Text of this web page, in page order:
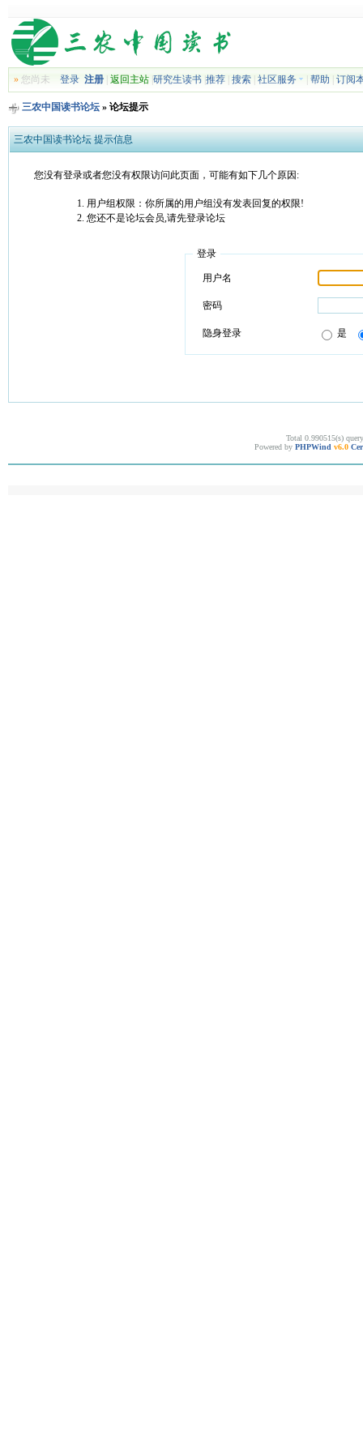
»您尚未 登录 注册| 返回主站| 研究生读书| 推荐| 搜索| 社区服务 帮助 订阅
三农中国读书论坛» 论坛提示
三农中国读书论坛 提示信息
您没有登录或者您没有权限访问此页面，可能有如下几个原因:
用户组权限：你所属的用户组没有发表回复的权限!
您还不是论坛会员,请先登录论坛
登录
用户名
密码
隐身登录 是
Total 0.990515(s)
Powered by PHPWind v6.0